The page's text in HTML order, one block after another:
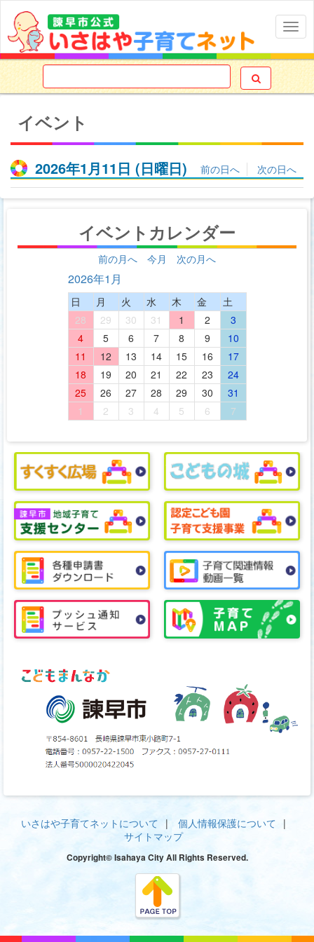

イベント
2026年1月11日 (日曜日) 前の日へ 次の日へ
イベントカレンダー
前の月へ 今月 次の月へ
2026年1月
日 月 火 水 木 金
土
28
29 30 31 1 2
3
4
5 6 7 8 9
10
11
12 13 14 15 16
17
18
19 20 21 22 23
24
25
26 27 28 29 30
31
1
2 3 4 5 6 7
いさはや子育てネットについて
個人情報保護について
サイトマップ
Copyright© Isahaya City All Rights Reserved.